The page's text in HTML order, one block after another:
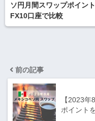
ソ円月間スワップポイン
FX10口座で比較
前の記事
【2023
ポイント